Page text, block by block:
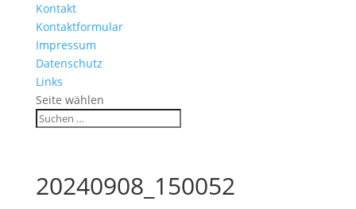
Kontakt
Kontaktformular
Impressum
Datenschutz
Links
Seite wählen
20240908_150052